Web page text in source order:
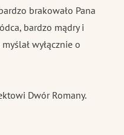
brakowało Pana
bardzo mądry i
wyłącznie o
Dwór Romany.